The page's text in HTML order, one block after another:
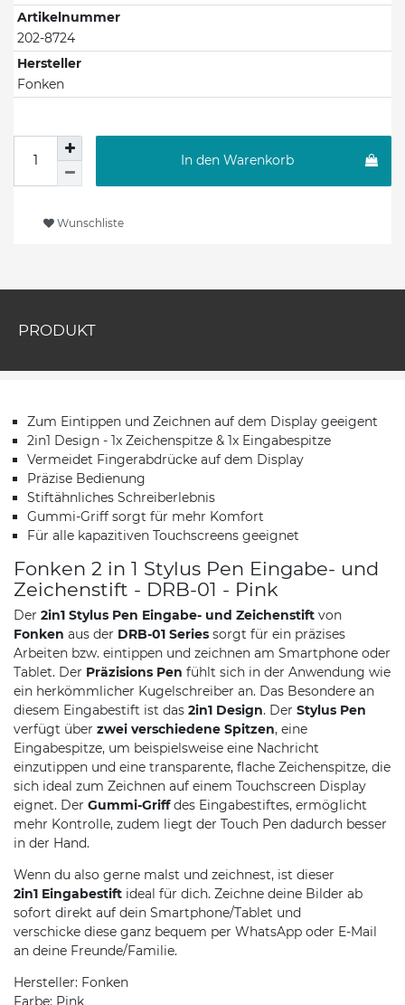
Artikelnummer
202-8724
Hersteller
Fonken
In den Warenkorb
Wunschliste
PRODUKT
Zum Eintippen und Zeichnen auf dem Display geeigent
2in1 Design - 1x Zeichenspitze & 1x Eingabespitze
Vermeidet Fingerabdrücke auf dem Display
Präzise Bedienung
Stiftähnliches Schreiberlebnis
Gummi-Griff sorgt für mehr Komfort
Für alle kapazitiven Touchscreens geeignet
Fonken 2 in 1 Stylus Pen Eingabe- und
Zeichenstift - DRB-01 - Pink
Der 2in1 Stylus Pen Eingabe- und Zeichenstift von
Fonken aus der DRB-01 Series sorgt für ein präzises
Arbeiten bzw. eintippen und zeichnen am Smartphone oder
Tablet. Der Präzisions Pen fühlt sich in der Anwendung wie
ein herkömmlicher Kugelschreiber an. Das Besondere an
diesem Eingabestift ist das 2in1 Design. Der Stylus Pen
verfügt über zwei verschiedene Spitzen, eine
Eingabespitze, um beispielsweise eine Nachricht
einzutippen und eine transparente, flache Zeichenspitze, die
sich ideal zum Zeichnen auf einem Touchscreen Display
eignet. Der Gummi-Griffdes Eingabestiftes, ermöglicht
mehr Kontrolle, zudem liegt der Touch Pen dadurch besser
in der Hand.
Wenn du also gerne malst und zeichnest, ist dieser
2in1 Eingabestift ideal für dich. Zeichne deine Bilder ab
sofort direkt auf dein Smartphone/Tablet und
verschicke diese ganz bequem per WhatsApp oder E-Mail
an deine Freunde/Familie.
Hersteller: Fonken
Farbe: Pink